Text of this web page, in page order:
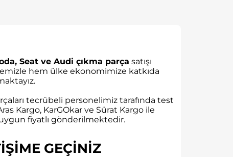
Seat ve Audi çıkma parça satışı
hem ülke ekonomimize katkıda
tecrübeli personelimiz tarafında test
Kargo, KarGOkar ve Sürat Kargo ile
fiyatlı gönderilmektedir.
GEÇİNİZ​